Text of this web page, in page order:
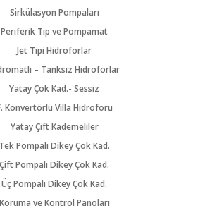
Sirkülasyon Pompaları
Periferik Tip ve Pompamat
Jet Tipi Hidroforlar
– Tanksız Hidroforlar
Yatay Çok Kad.- Sessiz
Konvertörlü Villa Hidroforu
Yatay Çift Kademeliler
Tek Pompalı Dikey Çok Kad.
Çift Pompalı Dikey Çok Kad.
Üç Pompalı Dikey Çok Kad.
Koruma ve Kontrol Panoları